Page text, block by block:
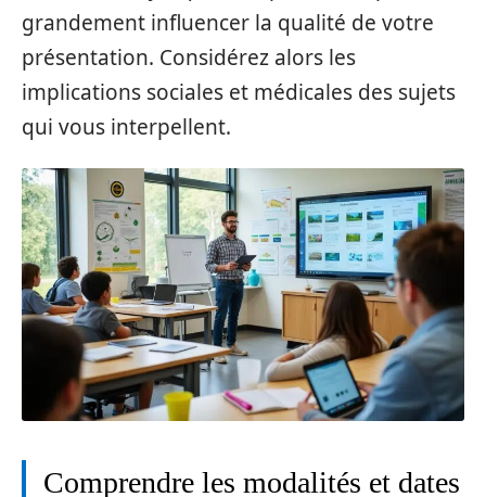
grandement influencer la qualité de votre
présentation. Considérez alors les
implications sociales et médicales des sujets
qui vous interpellent.
Comprendre les modalités et dates